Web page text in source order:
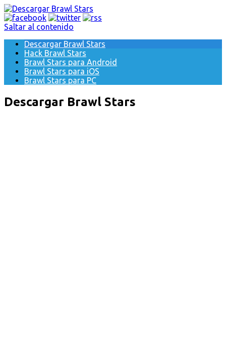
Saltar al contenido
Descargar Brawl Stars
Hack Brawl Stars
Brawl Stars para Android
Brawl Stars para iOS
Brawl Stars para PC
Descargar Brawl Stars